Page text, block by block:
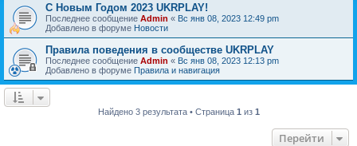
С Новым Годом 2023 UKRPLAY!
Последнее сообщение Admin « Вс янв 08, 2023 12:49 pm
Добавлено в форуме Новости
Правила поведения в сообществе UKRPLAY
Последнее сообщение Admin « Вс янв 08, 2023 12:13 pm
Добавлено в форуме Правила и навигация
Найдено 3 результата • Страница 1 из 1
Перейти